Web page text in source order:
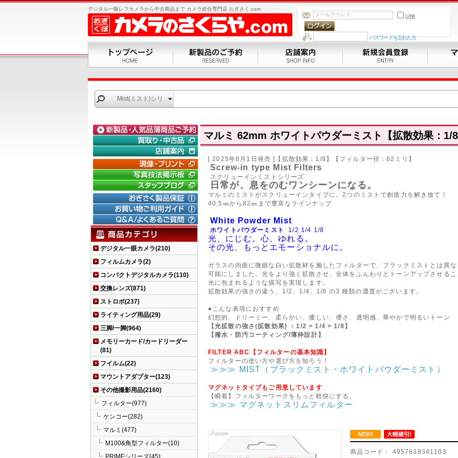
デジタル一眼レフカメラから中古商品まで カメラ総合専門店 おぎさく.com
記憶
パスワードを忘れた方
Mist(ミスト)シリ
｜デジタル一眼カメラ ｜フィルムカメラ ｜ コンパクトデジタルカメラ
｜SONY製品｜中古商品｜
デジタル一眼カメラ(210)
フィルムカメラ(2)
コンパクトデジタルカメラ(110)
交換レンズ(871)
ストロボ(237)
ライティング用品(29)
三脚/一脚(964)
メモリーカード/カードリーダー
(81)
フイルム(22)
マウントアダプター(123)
その他撮影用品(2160)
フィルター(977)
ケンコー(282)
マルミ(477)
M100&角型フィルター(10)
PRIMEシリーズ(45)
マルミ 62mm ホワイトパウダーミスト【拡散効果：1/
[ 2025年8月1日発売 ]【拡散効果：1/8】【フィルター径：62ミリ】
Screw-in type Mist Filters
スクリューインミストシリーズ
日常が、息をのむワンシーンになる。
マルミのミストがスクリューインタイプに。2つのミストで創造力を解き放て！
40.5㎜から82㎜まで豊富なラインナップ
White Powder Mist
ホワイトパウダーミスト 1/2 1/4 1/8
光、にじむ。心、ゆれる。
その光、もっとエモーショナルに 。
ガラスの内⾯に微細な⽩い拡散材を施したフィルターで、ブラックミストとは異
可能にしました。光をより強く拡散させ、全体をふんわりとトーンアップさせるこ
光に包まれるような描写を実現します。
拡散効果の強さの違う、1/2、1/4、1/8 の3 種類の濃度がございます。
●こんな表現におすすめ
幻想的、ドリーミー、柔らかい、優しい、儚さ、透明感、華やかで明るいトーン
【光拡散の強さ(拡散効果) ：1/2 > 1/4 > 1/8】
【撥水・防汚コーティング/薄枠設計】
FILTER ABC【フィルターの基本知識】
フィルターの使い方や選び方を知ろう！
≫≫≫ MIST（ブラックミスト・ホワイトパウダーミスト）
マグネットタイプもご用意しています
【瞬着】フィルターワークをもっと軽快にする。
≫≫≫ マグネットスリムフィルター
商品コード：
4957638341103